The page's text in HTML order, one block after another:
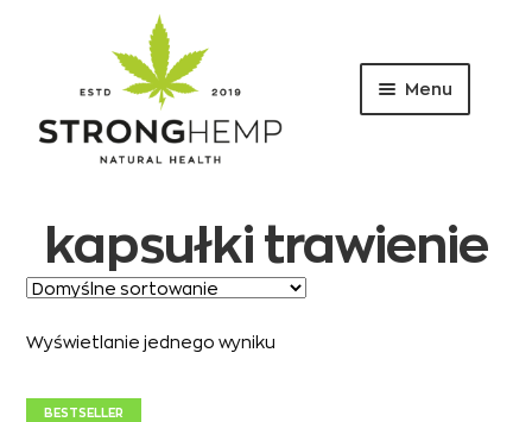
Przejdź
do
nawigacji
Przejdź
do
Menu
kapsułki trawienie
Wyświetlanie jednego wyniku
BESTSELLER